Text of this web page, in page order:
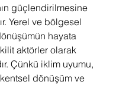
güçlendirilmesine
Yerel ve bölgesel
hayata
aktörler olarak
Çünkü iklim uyumu,
dönüşüm ve